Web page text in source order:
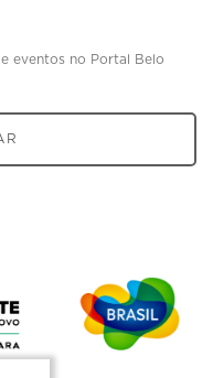
eventos no Portal Belo